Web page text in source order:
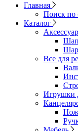
Главная
Поиск по
Каталог
Все для
Игрушки